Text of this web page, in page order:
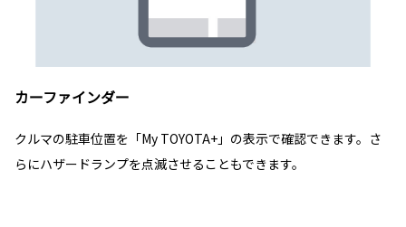
カーファインダー
クルマの駐車位置を「My TOYOTA+」の表示で確認できます。さ
らにハザードランプを点滅させることもできます。